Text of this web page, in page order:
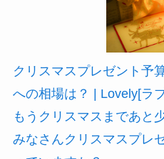
クリスマスプレゼント予
への相場は？ | Lovely[ラ
もうクリスマスまであと
みなさんクリスマスプレ